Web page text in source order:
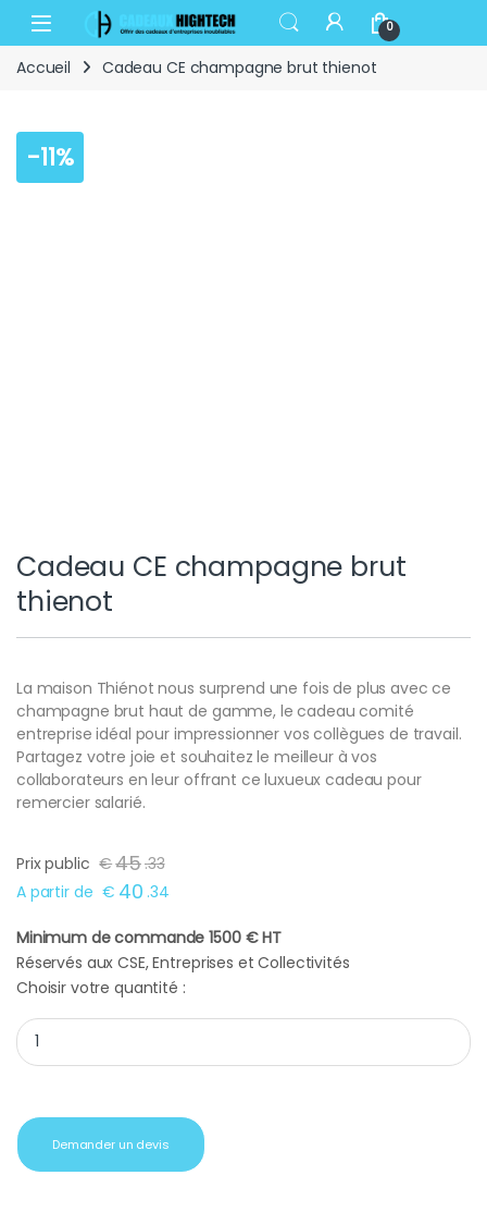
Skip to navigation
Skip to content
Open 0
Accueil Cadeau CE champagne brut thienot
-11%
Cadeau CE champagne brut
thienot
La maison Thiénot nous surprend une fois de plus avec ce
champagne brut haut de gamme, le cadeau comité
entreprise idéal pour impressionner vos collègues de travail.
Partagez votre joie et souhaitez le meilleur à vos
collaborateurs en leur offrant ce luxueux cadeau pour
remercier salarié.
Prix public €45.33
A partir de € 40 .34
Minimum de commande 1500 € HT
Réservés aux CSE, Entreprises et Collectivités
Choisir votre quantité :
Cadeau CE champagne brut thienot quantity
Demander un devis